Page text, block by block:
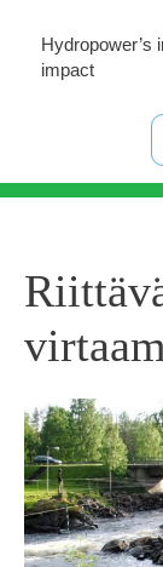
Hydropower’s
impact